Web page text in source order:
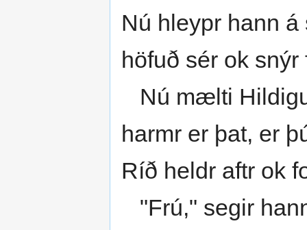
Nú hleypr hann
höfuð sér ok
Nú mælti
harmr er þat, er
Ríð heldr aftr ok
"Frú," segir